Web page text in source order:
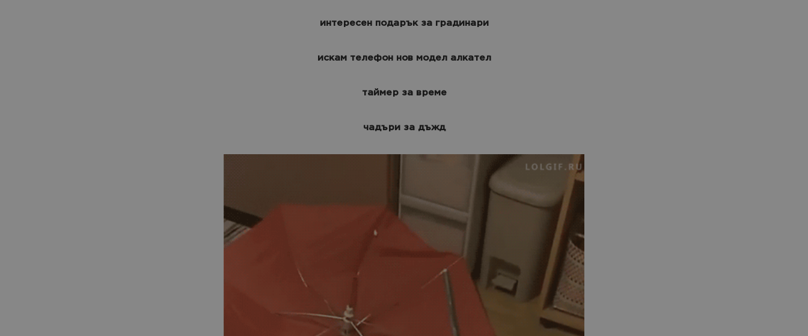
интересен подарък за градинари
искам телефон нов модел алкател
таймер за време
чадъри за дъжд